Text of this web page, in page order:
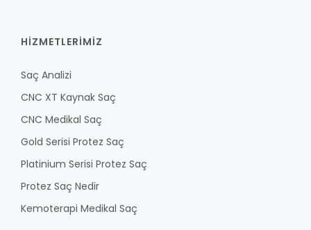
HİZMETLERİMİZ
Saç Analizi
CNC XT Kaynak Saç
CNC Medikal Saç
Gold Serisi Protez Saç
Platinium Serisi Protez Saç
Protez Saç Nedir
Kemoterapi Medikal Saç